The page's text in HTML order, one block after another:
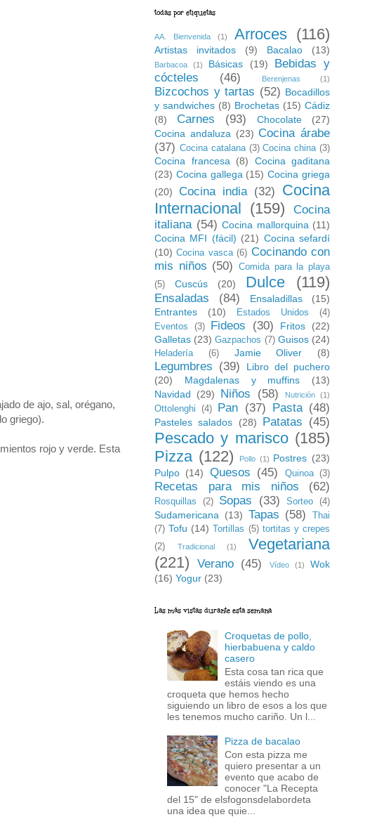
de ajo, sal, orégano,
griego).
rojo y verde. Esta
todas por etiquetas
AA. Bienvenida (1) Arroces (116)
Artistas invitados (9) Bacalao (13)
Barbacoa (1) Básicas (19)
Bebidas y
cócteles
(46) Berenjenas (1)
Bizcochos y tartas (52) Bocadillos
y sandwiches (8) Brochetas (15) Cádiz
(8)
Carnes (93) Chocolate
(27)
Cocina andaluza (23) Cocina árabe
(37) Cocina catalana (3) Cocina china (3)
Cocina francesa (8)
Cocina gaditana
(23) Cocina gallega (15) Cocina griega
(20)
Cocina india (32)
Cocina
Internacional (159)
Cocina
italiana (54) Cocina mallorquina (11)
Cocina MFI (fácil) (21) Cocina sefardí
(10) Cocina vasca (6) Cocinando con
mis niños (50)
Comida para la playa
(5)
Cuscús (20) Dulce (119)
Ensaladas (84) Ensaladillas
(15)
Entrantes
(10) Estados Unidos
(4)
Eventos
(3) Fideos (30) Fritos
(22)
Galletas (23) Gazpachos (7) Guisos (24)
Heladería (6) Jamie Oliver (8)
Legumbres (39)
Libro del puchero
(20)
Magdalenas y muffins
(13)
Navidad
(29) Niños (58) Nutrición (1)
Ottolenghi (4) Pan (37) Pasta (48)
Pasteles salados (28) Patatas (45)
Pescado y marisco (185)
Pizza (122) Pollo (1) Postres (23)
Pulpo (14) Quesos (45) Quinoa (3)
Recetas para mis niños (62)
Rosquillas (2) Sopas (33) Sorteo (4)
Sudamericana (13) Tapas (58)
Thai
(7) Tofu (14) Tortillas (5) tortitas y crepes
(2)
Tradicional (1)
Vegetariana
(221)
Verano (45) Vídeo (1)
Wok
(16) Yogur (23)
Las más vistas durante esta semana
Croquetas de pollo,
hierbabuena y caldo
casero
Esta cosa tan rica que
estáis viendo es una
croqueta que hemos hecho
siguiendo un libro de esos a los que
les tenemos mucho cariño. Un l...
Pizza de bacalao
Con esta pizza me
quiero presentar a un
evento que acabo de
conocer "La Recepta
del 15" de elsfogonsdelabordeta
una idea que quie...